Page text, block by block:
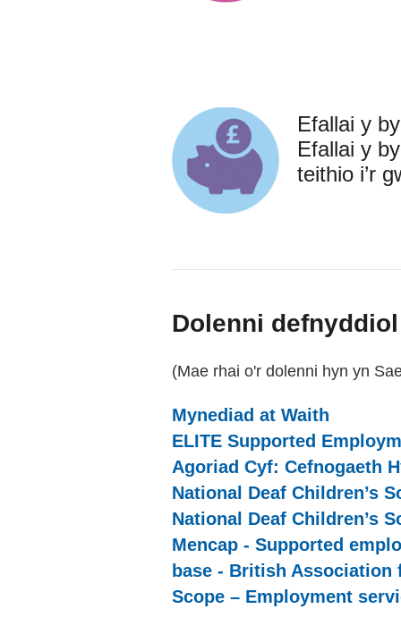
Efallai y
Efallai y
teithio i’r
Dolenni
(Mae rhai o'r dolenni hyn yn
Mynediad at Waith
ELITE Supported
Agoriad Cyf: Cefnogaeth
National Deaf Children’s
National Deaf Children’s
Mencap - Supported
base - British
Scope – Employment